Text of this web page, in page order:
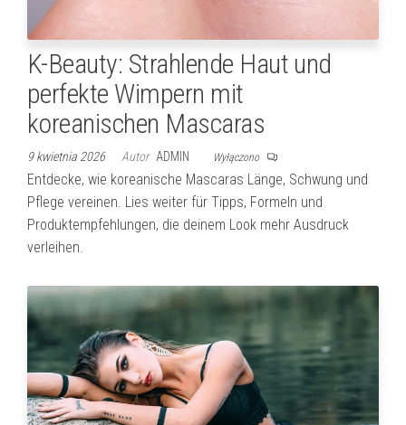
K-Beauty: Strahlende Haut und
perfekte Wimpern mit
koreanischen Mascaras
9 kwietnia 2026 Autor ADMIN Wyłączono
Entdecke, wie koreanische Mascaras Länge, Schwung und
Pflege vereinen. Lies weiter für Tipps, Formeln und
Produktempfehlungen, die deinem Look mehr Ausdruck
verleihen.